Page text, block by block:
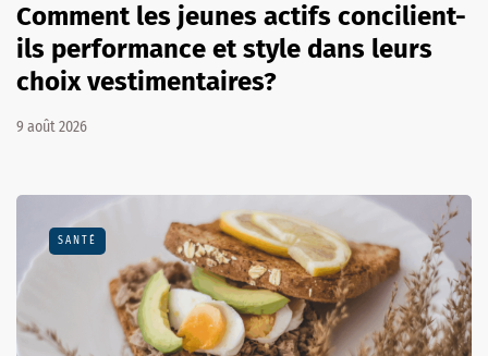
Comment les jeunes actifs concilient-
ils performance et style dans leurs
choix vestimentaires?
9 août 2026
SANTÉ